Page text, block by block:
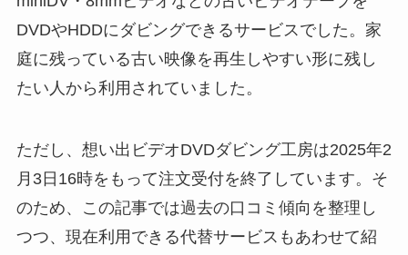
DVDやHDDにダビングできるサービスでした。家
庭に残っている古い映像を再生しやすい形に残し
たい人から利用されていました。
ただし、想い出ビデオDVDダビング工房は2025年2
月3日16時をもって注文受付を終了しています。そ
のため、この記事では過去の口コミ傾向を整理し
つつ、現在利用できる代替サービスもあわせて紹